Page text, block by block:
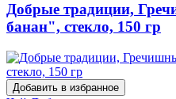
Добрые традиции,
банан", стекло, 150 гр
Добавить в избранное